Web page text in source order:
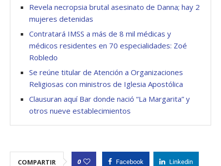
Revela necropsia brutal asesinato de Danna; hay 2
mujeres detenidas
Contratará IMSS a más de 8 mil médicas y
médicos residentes en 70 especialidades: Zoé
Robledo
Se reúne titular de Atención a Organizaciones
Religiosas con ministros de Iglesia Apostólica
Clausuran aquí Bar donde nació “La Margarita” y
otros nueve establecimientos
COMPARTIR 0 Facebook Linkedin